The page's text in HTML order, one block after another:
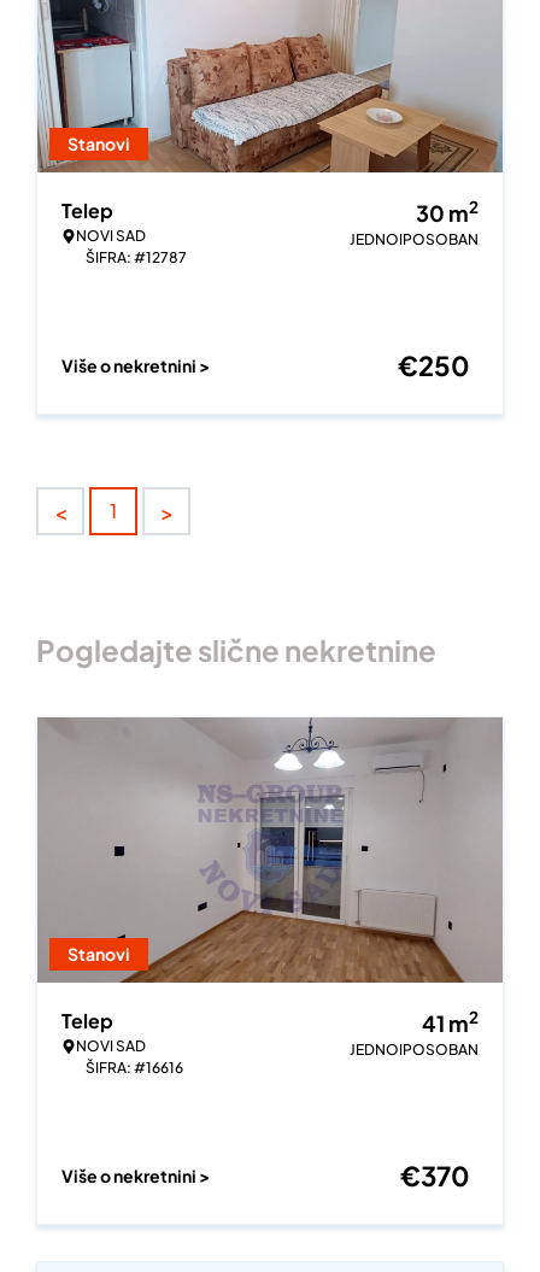
Stanovi
Telep
NOVI SAD
ŠIFRA: #12787
30 m2
JEDNOIPOSOBAN
Više o nekretnini > €250
< 1 >
Pogledajte slične nekretnine
Stanovi
Telep
NOVI SAD
ŠIFRA: #16616
41 m2
JEDNOIPOSOBAN
Više o nekretnini > €370